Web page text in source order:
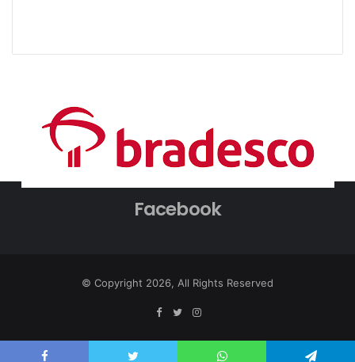
Facebook
© Copyright 2026, All Rights Reserved